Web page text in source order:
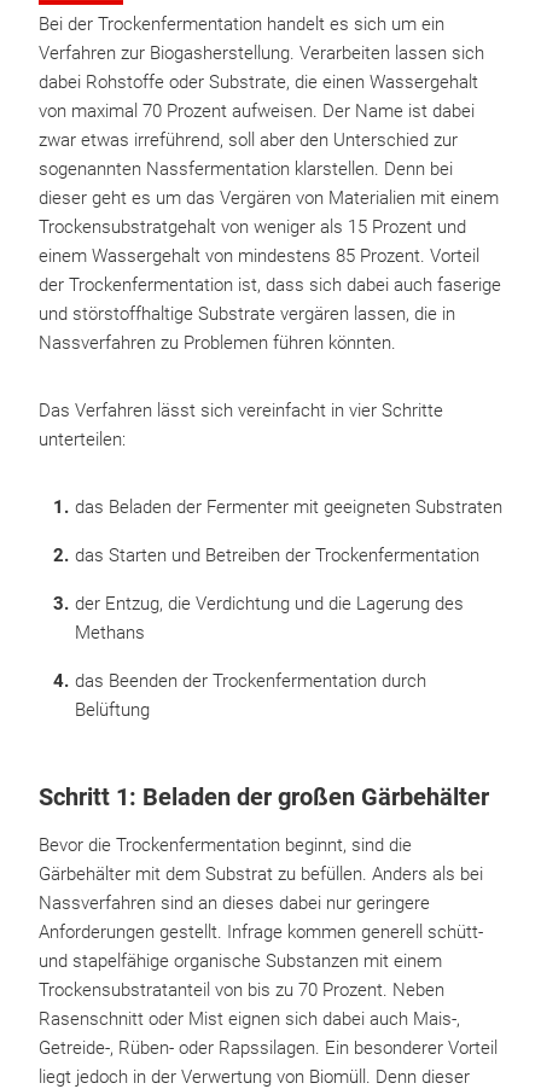
Bei der Trockenfermentation handelt es sich um ein
Verfahren zur Biogasherstellung. Verarbeiten lassen sich
dabei Rohstoffe oder Substrate, die einen Wassergehalt
von maximal 70 Prozent aufweisen. Der Name ist dabei
zwar etwas irreführend, soll aber den Unterschied zur
sogenannten Nassfermentation klarstellen. Denn bei
dieser geht es um das Vergären von Materialien mit einem
Trockensubstratgehalt von weniger als 15 Prozent und
einem Wassergehalt von mindestens 85 Prozent. Vorteil
der Trockenfermentation ist, dass sich dabei auch faserige
und störstoffhaltige Substrate vergären lassen, die in
Nassverfahren zu Problemen führen könnten.
Das Verfahren lässt sich vereinfacht in vier Schritte
unterteilen:
das Beladen der Fermenter mit geeigneten Substraten
das Starten und Betreiben der Trockenfermentation
der Entzug, die Verdichtung und die Lagerung des
Methans
das Beenden der Trockenfermentation durch
Belüftung
Schritt 1: Beladen der großen Gärbehälter
Bevor die Trockenfermentation beginnt, sind die
Gärbehälter mit dem Substrat zu befüllen. Anders als bei
Nassverfahren sind an dieses dabei nur geringere
Anforderungen gestellt. Infrage kommen generell schütt-
und stapelfähige organische Substanzen mit einem
Trockensubstratanteil von bis zu 70 Prozent. Neben
Rasenschnitt oder Mist eignen sich dabei auch Mais-,
Getreide-, Rüben- oder Rapssilagen. Ein besonderer Vorteil
liegt jedoch in der Verwertung von Biomüll. Denn dieser